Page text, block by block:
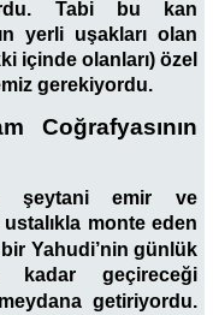
Tabi bu kan
yerli uşakları olan
içinde olanları) özel
gerekiyordu.
Coğrafyasının
şeytani emir ve
monte eden
Yahudi’nin günlük
kadar geçireceği
meydana getiriyordu.